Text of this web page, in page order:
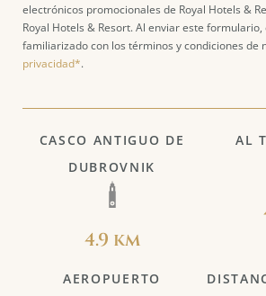
electrónicos promocionales de Royal Hotels &
Royal Hotels & Resort. Al enviar este
familiarizado con los términos y condiciones de
privacidad*.
CASCO ANTIGUO DE
DUBROVNIK
4.9 km
AL
AEROPUERTO